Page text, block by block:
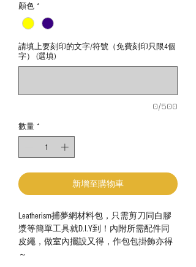
顏色 *
請填上要刻印的文字/符號（免費刻印只限4個
字） (選填)
0/500
數量 *
新增至購物車
Leatherism捕夢網材料包，只需剪刀同白膠
漿等簡單工具就D.I.Y到！內附所需配件同
皮繩，做室內擺設又得，作包包掛飾亦得
～